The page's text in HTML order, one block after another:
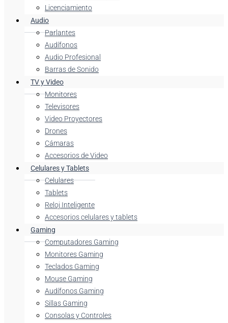
Licenciamiento
Audio
Parlantes
Audífonos
Audio Profesional
Barras de Sonido
TV y Video
Monitores
Televisores
Video Proyectores
Drones
Cámaras
Accesorios de Video
Celulares y Tablets
Celulares
Tablets
Reloj Inteligente
Accesorios celulares y tablets
Gaming
Computadores Gaming
Monitores Gaming
Teclados Gaming
Mouse Gaming
Audífonos Gaming
Sillas Gaming
Consolas y Controles